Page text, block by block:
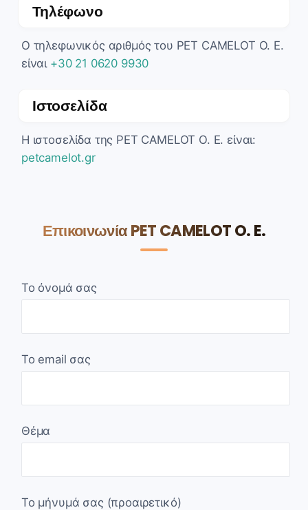
Τηλέφωνο
Ο τηλεφωνικός αριθμός του PET CAMELOT O. E.
είναι +30 21 0620 9930
Ιστοσελίδα
Η ιστοσελίδα της PET CAMELOT O. E. είναι:
petcamelot.gr
Επικοινωνία PET CAMELOT O. E.
Το όνομά σας
Το email σας
Θέμα
Το μήνυμά σας (προαιρετικό)